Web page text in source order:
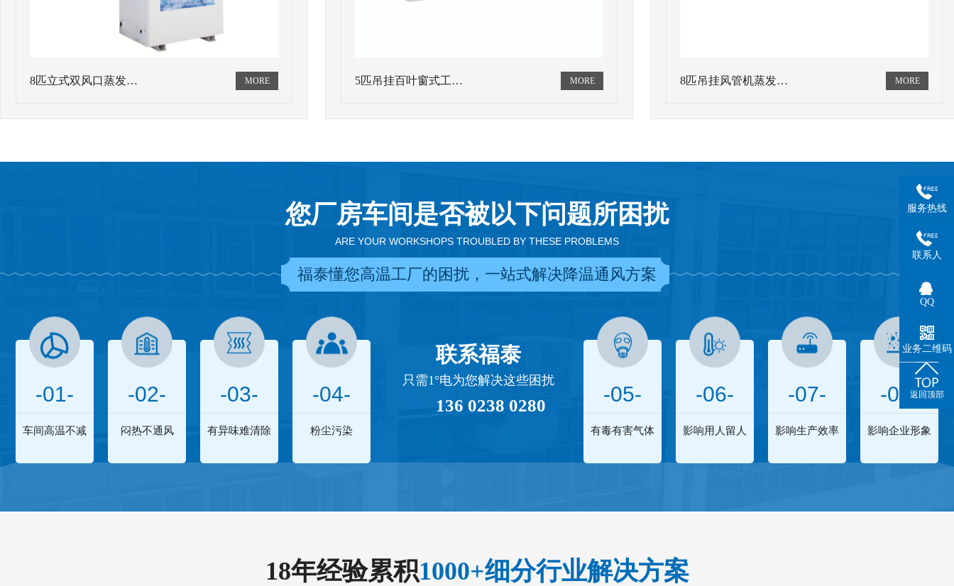
8匹立式双风口蒸发… 5匹吊挂百叶窗式工… 8匹吊挂风管机蒸发…
您厂房车间是否被以下问题所困扰
ARE YOUR WORKSHOPS TROUBLED BY THESE PROBLEMS
福泰懂您高温工厂的困扰，一站式解决降温通风方案
-01-
车间高温不减
-02-
闷热不通风
-03-
有异味难清除
-04-
粉尘污染
联系福泰
只需1°电为您解决这些困扰
136 0238 0280 -05-
有毒有害气体
-06-
影响用人留人
-07-
影响生产效率
-08-
影响企业形象
18年经验累积1000+细分行业解决方案
服务热线
联系人
QQ
业务二维码
返回顶部